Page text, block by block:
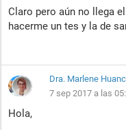
Claro pero aún no llega
hacerme un tes y la de
Dra. Marlene
7 sep 2017 a las
Hola,